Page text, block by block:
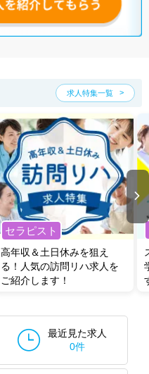
求人特集一覧
セラピスト
高年収＆土日休みを狙え
る！人気の訪問リハ求人を
ご紹介します！
最近見た求人
0件